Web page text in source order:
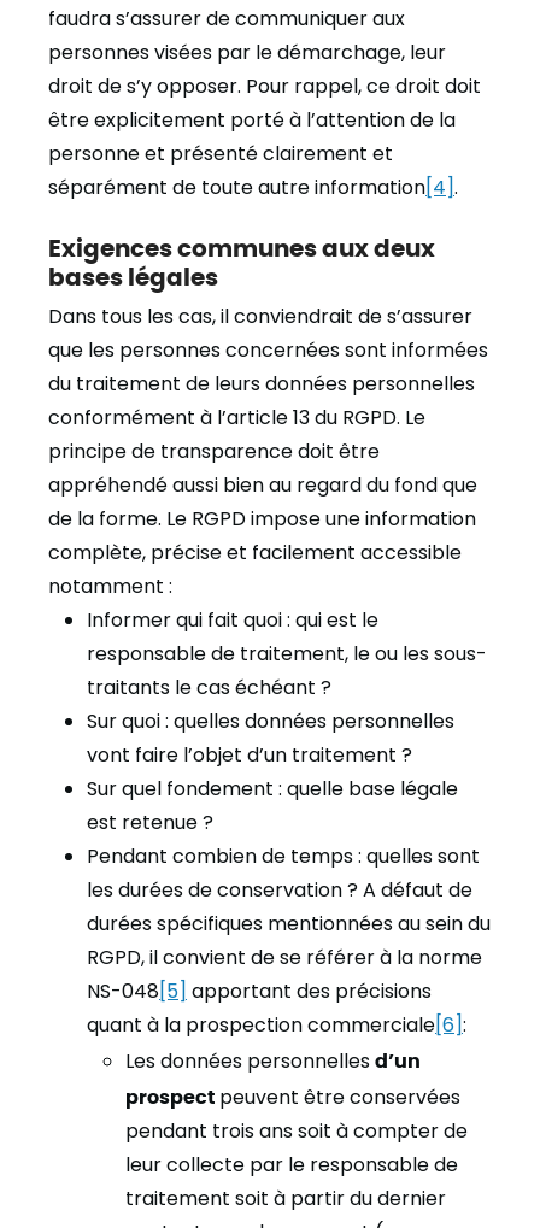
faudra s’assurer de communiquer aux
personnes visées par le démarchage, leur
droit de s’y opposer. Pour rappel, ce droit doit
être explicitement porté à l’attention de la
personne et présenté clairement et
séparément de toute autre information[4].
Exigences communes aux deux
bases légales
Dans tous les cas, il conviendrait de s’assurer
que les personnes concernées sont informées
du traitement de leurs données personnelles
conformément à l’article 13 du RGPD. Le
principe de transparence doit être
appréhendé aussi bien au regard du fond que
de la forme. Le RGPD impose une information
complète, précise et facilement accessible
notamment :
Informer qui fait quoi : qui est le
responsable de traitement, le ou les sous-
traitants le cas échéant ?
Sur quoi : quelles données personnelles
vont faire l’objet d’un traitement ?
Sur quel fondement : quelle base légale
est retenue ?
Pendant combien de temps : quelles sont
les durées de conservation ? A défaut de
durées spécifiques mentionnées au sein du
RGPD, il convient de se référer à la norme
NS-048[5] apportant des précisions
quant à la prospection commerciale[6]:
Les données personnelles d’un
prospect peuvent être conservées
pendant trois ans soit à compter de
leur collecte par le responsable de
traitement soit à partir du dernier